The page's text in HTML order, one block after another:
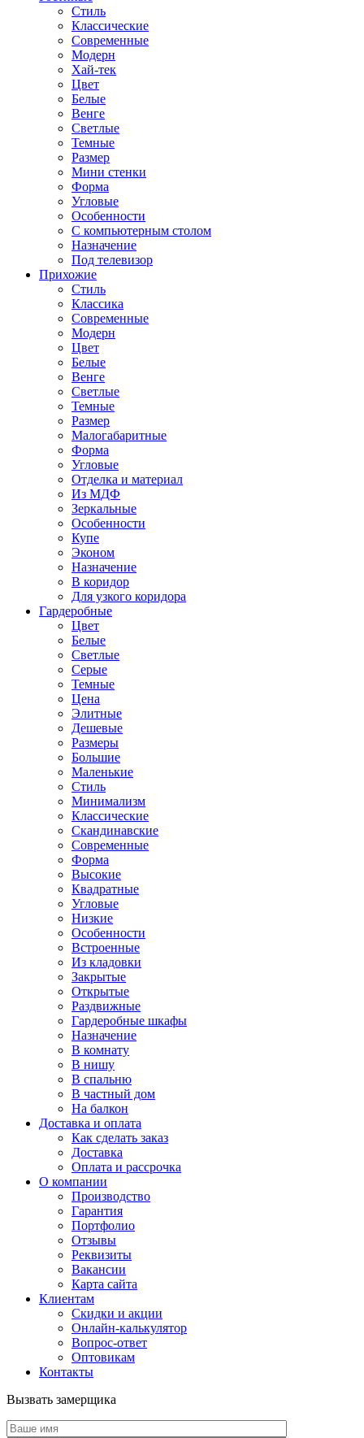
Стиль
Классические
Современные
Модерн
Хай-тек
Цвет
Белые
Венге
Светлые
Темные
Размер
Мини стенки
Форма
Угловые
Особенности
С компьютерным столом
Назначение
Под телевизор
Прихожие
Стиль
Классика
Современные
Модерн
Цвет
Белые
Венге
Светлые
Темные
Размер
Малогабаритные
Форма
Угловые
Отделка и материал
Из МДФ
Зеркальные
Особенности
Купе
Эконом
Назначение
В коридор
Для узкого коридора
Гардеробные
Цвет
Белые
Светлые
Серые
Темные
Цена
Элитные
Дешевые
Размеры
Большие
Маленькие
Стиль
Минимализм
Классические
Скандинавские
Современные
Форма
Высокие
Квадратные
Угловые
Низкие
Особенности
Встроенные
Из кладовки
Закрытые
Открытые
Раздвижные
Гардеробные шкафы
Назначение
В комнату
В нишу
В спальню
В частный дом
На балкон
Доставка и оплата
Как сделать заказ
Доставка
Оплата и рассрочка
О компании
Производство
Гарантия
Портфолио
Отзывы
Реквизиты
Вакансии
Карта сайта
Клиентам
Скидки и акции
Онлайн-калькулятор
Вопрос-ответ
Оптовикам
Контакты
Вызвать замерщика